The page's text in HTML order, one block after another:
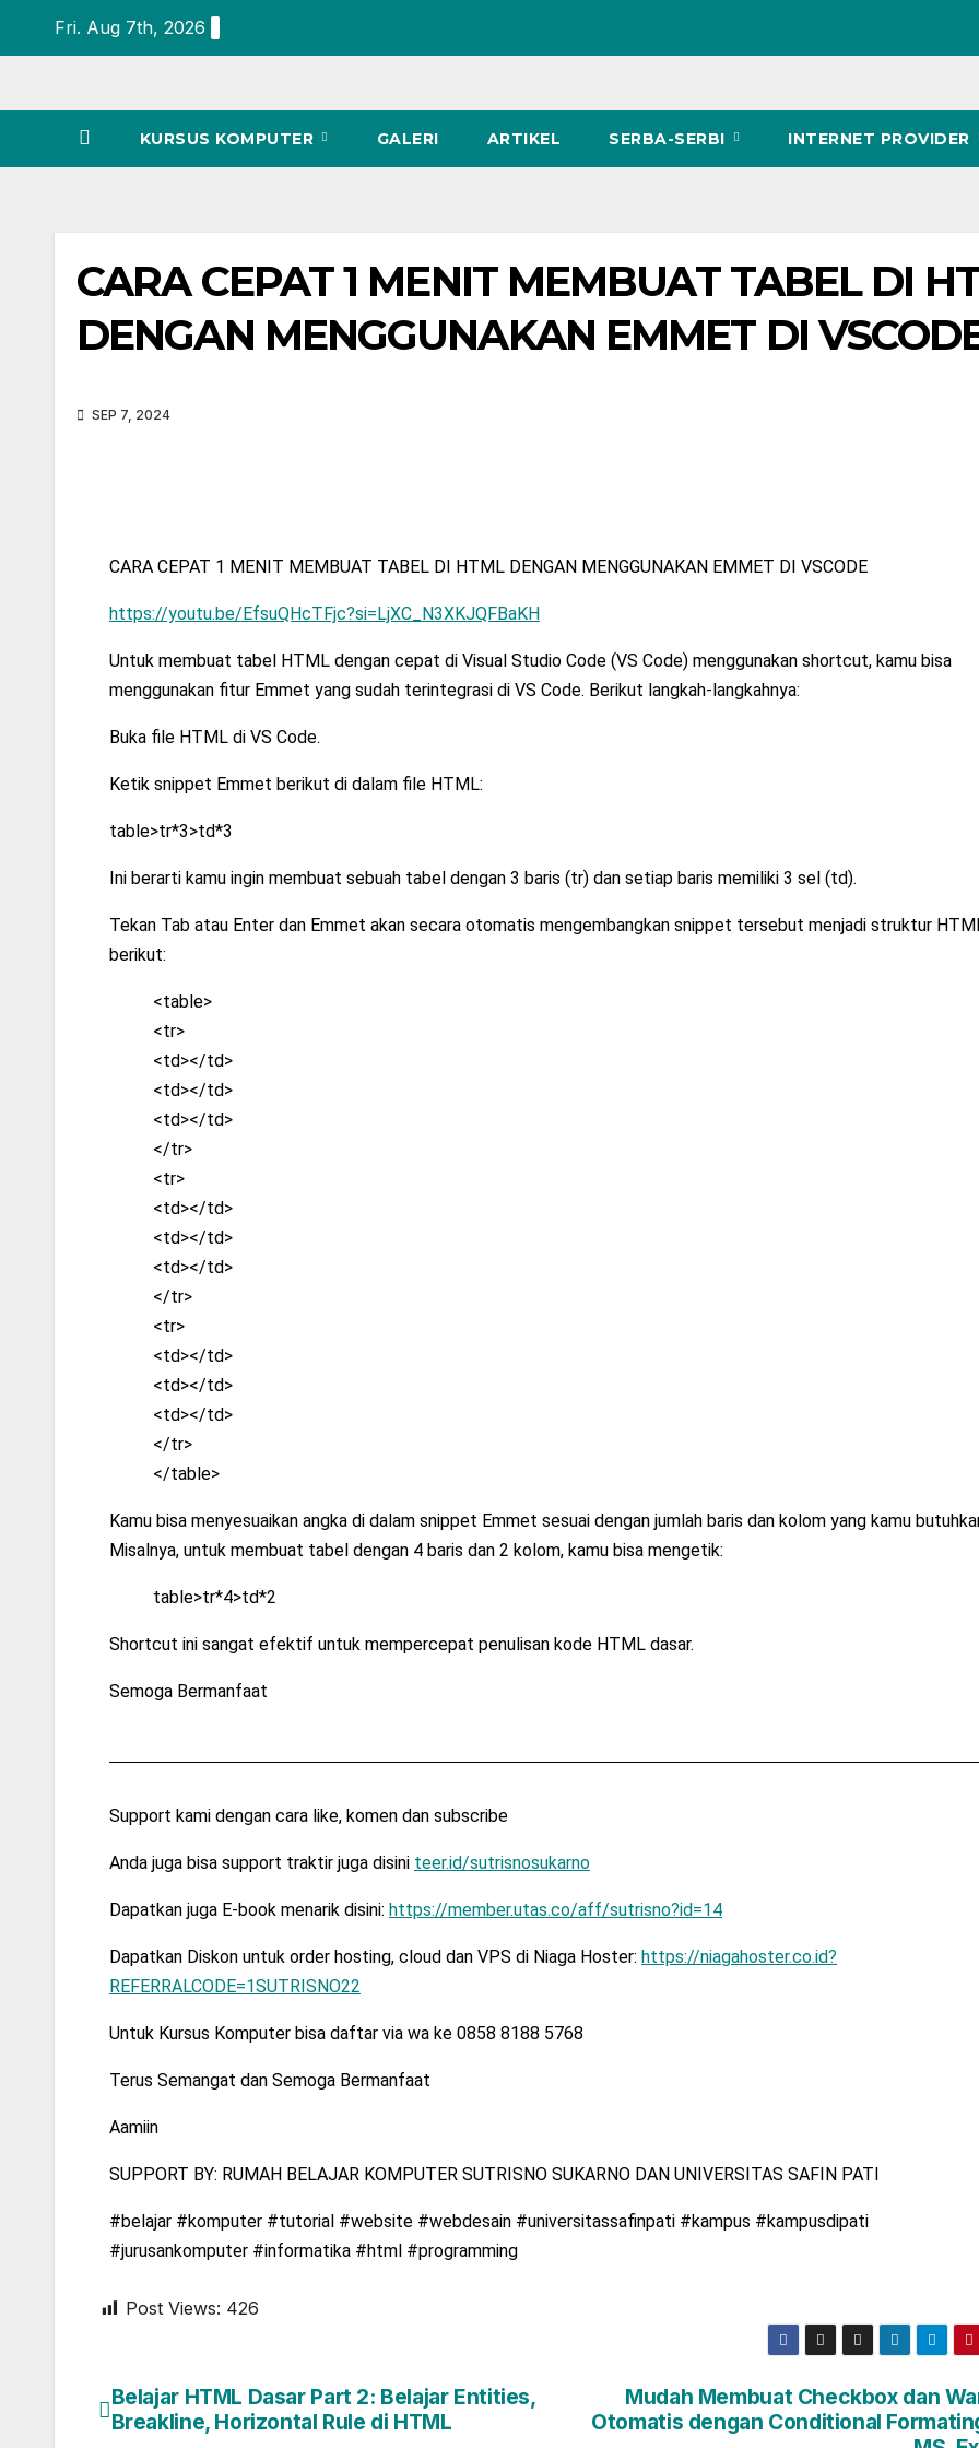
Fri. Aug 7th, 2026
KURSUS KOMPUTER GALERI ARTIKEL SERBA-SERBI INTERNET PROVIDER
CARA CEPAT 1 MENIT MEMBUAT TABEL DI
DENGAN MENGGUNAKAN EMMET DI
SEP 7, 2024
CARA CEPAT 1 MENIT MEMBUAT TABEL DI HTML DENGAN MENGGUNAKAN EMMET DI VSCODE
https://youtu.be/EfsuQHcTFjc?si=LjXC_N3XKJQFBaKH
Untuk membuat tabel HTML dengan cepat di Visual Studio Code (VS Code) menggunakan shortcut, kamu bisa
menggunakan fitur Emmet yang sudah terintegrasi di VS Code. Berikut langkah-langkahnya:
Buka file HTML di VS Code.
Ketik snippet Emmet berikut di dalam file HTML:
table>tr*3>td*3
Ini berarti kamu ingin membuat sebuah tabel dengan 3 baris (tr) dan setiap baris memiliki 3 sel (td).
Tekan Tab atau Enter dan Emmet akan secara otomatis mengembangkan snippet tersebut menjadi struktur
berikut:
<table>
<tr>
<td></td>
<td></td>
<td></td>
</tr>
<tr>
<td></td>
<td></td>
<td></td>
</tr>
<tr>
<td></td>
<td></td>
<td></td>
</tr>
</table>
Kamu bisa menyesuaikan angka di dalam snippet Emmet sesuai dengan jumlah baris dan kolom yang kamu
Misalnya, untuk membuat tabel dengan 4 baris dan 2 kolom, kamu bisa mengetik:
table>tr*4>td*2
Shortcut ini sangat efektif untuk mempercepat penulisan kode HTML dasar.
Semoga Bermanfaat
Support kami dengan cara like, komen dan subscribe
Anda juga bisa support traktir juga disini teer.id/sutrisnosukarno
Dapatkan juga E-book menarik disini: https://member.utas.co/aff/sutrisno?id=14
Dapatkan Diskon untuk order hosting, cloud dan VPS di Niaga Hoster: https://niagahoster.co.id?
REFERRALCODE=1SUTRISNO22
Untuk Kursus Komputer bisa daftar via wa ke 0858 8188 5768
Terus Semangat dan Semoga Bermanfaat
Aamiin
SUPPORT BY: RUMAH BELAJAR KOMPUTER SUTRISNO SUKARNO DAN UNIVERSITAS SAFIN PATI
#belajar #komputer #tutorial #website #webdesain #universitassafinpati #kampus #kampusdipati
#jurusankomputer #informatika #html #programming
Post Views: 426
Mudah Membuat Checkbox dan
Otomatis dengan Conditional
Belajar HTML Dasar Part 2: Belajar Entities,
Breakline, Horizontal Rule di HTML